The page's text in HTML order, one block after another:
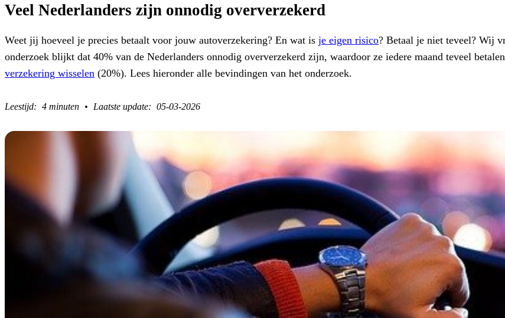
Veel Nederlanders zijn onnodig oververzekerd
Weet jij hoeveel je precies betaalt voor jouw autoverzekering? En wat is je eigen risico? Betaal je niet teveel? Wij
onderzoek blijkt dat 40% van de Nederlanders onnodig oververzekerd zijn, waardoor ze iedere maand teveel
verzekering wisselen (20%). Lees hieronder alle bevindingen van het onderzoek.
4 minuten 05-03-2026